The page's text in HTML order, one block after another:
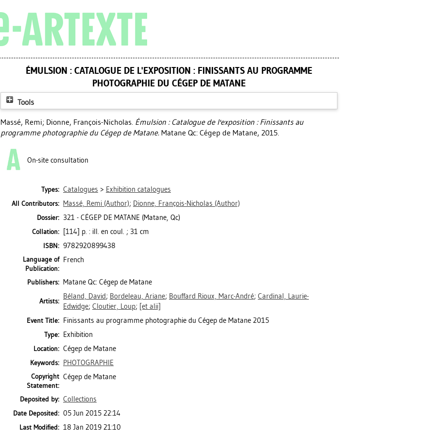
ÉMULSION : CATALOGUE DE L'EXPOSITION : FINISSANTS AU PROGRAMME
PHOTOGRAPHIE DU CÉGEP DE MATANE
Tools
Massé, Remi; Dionne, François-Nicholas. Émulsion : Catalogue de l'exposition : Finissants au
programme photographie du Cégep de Matane. Matane Qc: Cégep de Matane, 2015.
On-site consultation
Types: Catalogues > Exhibition catalogues
All Contributors: Massé, Remi (Author); Dionne, François-Nicholas (Author)
Dossier: 321 - CÉGEP DE MATANE (Matane, Qc)
Collation: [114] p. : ill. en coul. ; 31 cm
ISBN: 9782920899438
Language of
Publication:
French
Publishers: Matane Qc: Cégep de Matane
Artists:
Béland, David; Bordeleau, Ariane; Bouffard Rioux, Marc-André; Cardinal, Laurie-
Edwidge; Cloutier, Loup; [et alii]
Event Title: Finissants au programme photographie du Cégep de Matane 2015
Type: Exhibition
Location: Cégep de Matane
Keywords: PHOTOGRAPHIE
Copyright
Statement:
Cégep de Matane
Deposited by: Collections
Date Deposited: 05 Jun 2015 22:14
Last Modified: 18 Jan 2019 21:10